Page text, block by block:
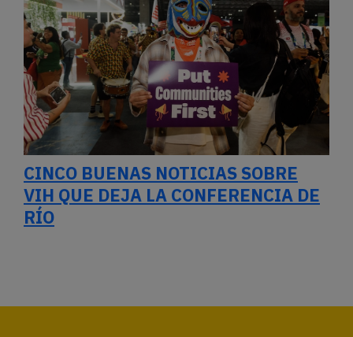
CINCO BUENAS NOTICIAS SOBRE
VIH QUE DEJA LA CONFERENCIA DE
RÍO